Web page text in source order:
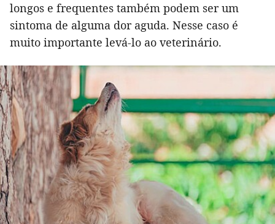
longos e frequentes também podem ser um
sintoma de alguma dor aguda. Nesse caso é
muito importante levá-lo ao veterinário.